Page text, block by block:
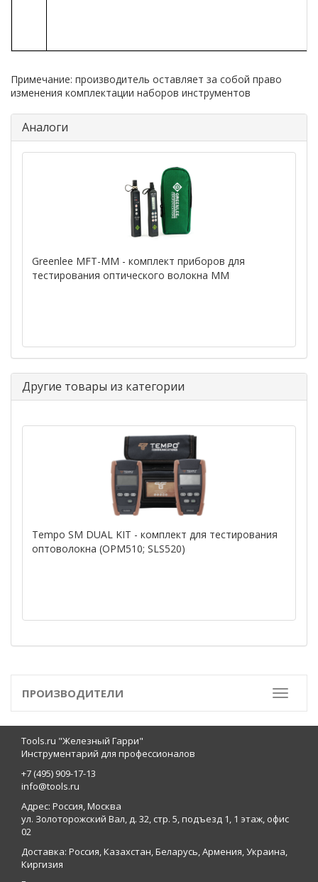
Примечание: производитель оставляет за собой право
изменения комплектации наборов инструментов
Аналоги
Greenlee MFT-MM - комплект приборов для
тестирования оптического волокна ММ
Другие товары из категории
Tempo SM DUAL KIT - комплект для тестирования
оптоволокна (OPM510; SLS520)
Toggle
ПРОИЗВОДИТЕЛИ
Tools.ru "Железный Гарри"
Инструментарий для профессионалов
+7 (495) 909-17-13
info@tools.ru
Адрес: Россия, Москва
ул. Золоторожский Вал, д. 32, стр. 5, подъезд 1, 1 этаж, офис
02
Доставка: Россия, Казахстан, Беларусь, Армения, Украина,
Киргизия